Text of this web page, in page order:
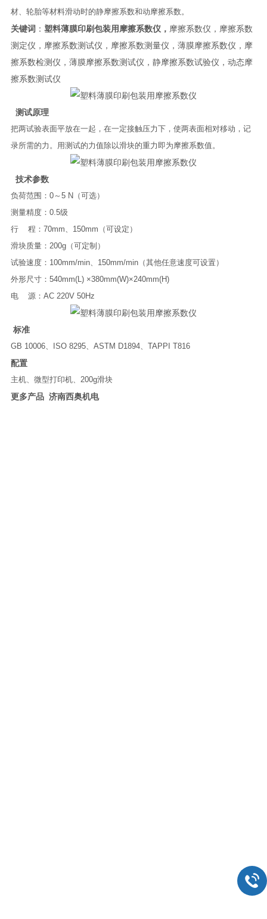
材、轮胎等材料滑动时的静摩擦系数和动摩擦系数。
关键词 ： 塑料薄膜印刷包装用摩擦系数仪， 摩擦系数仪，摩擦系数
测定仪，摩擦系数测试仪，摩擦系数测量仪，薄膜摩擦系数仪，摩
擦系数检测仪，薄膜摩擦系数测试仪，静摩擦系数试验仪，动态摩
擦系数测试仪
测试原理
把两试验表面平放在一起，在一定接触压力下，使两表面相对移动，记
录所需的力。用测试的力值除以滑块的重力即为摩擦系数值。
技术参数
负荷范围：0～5 N（可选）
测量精度：0.5级
行 程：70mm、150mm（可设定）
滑块质量：200g（可定制）
试验速度：100mm/min、150mm/min（其他任意速度可设置）
外形尺寸：540mm(L) ×380mm(W)×240mm(H)
电 源：AC 220V 50Hz
标准
GB 10006、ISO 8295、ASTM D1894、TAPPI T816
配置
主机、微型打印机、200g滑块
更多产品 济南西奥机电